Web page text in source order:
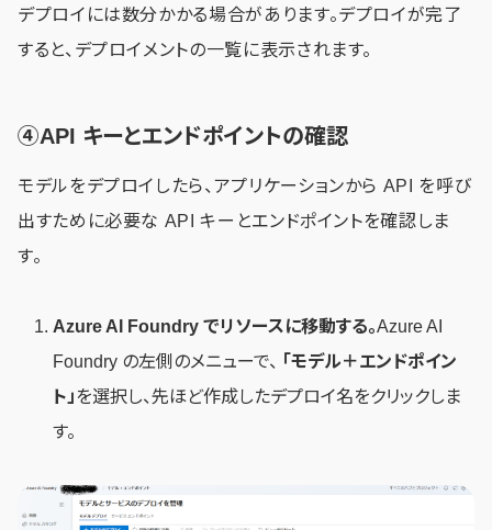
デプロイには数分かかる場合があります。デプロイが完了
すると、デプロイメントの一覧に表示されます。
④API キーとエンドポイントの確認
モデルをデプロイしたら、アプリケーションから API を呼び
出すために必要な API キーとエンドポイントを確認しま
す。
Azure AI Foundry でリソースに移動する。Azure AI
Foundry の左側のメニューで、 「モデル＋エンドポイン
ト」を選択し、先ほど作成したデプロイ名をクリックしま
す。